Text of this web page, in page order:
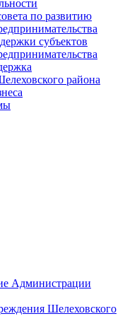
по развитию
субъектов
района
Администрации
Шелеховского